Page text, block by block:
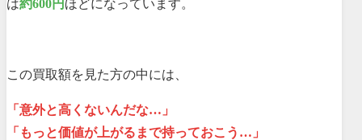
は約600円 ほどになっています。
この買取額を見た方の中には、
「意外と高くないんだな…」
「もっと価値が上がるまで持っておこう…」